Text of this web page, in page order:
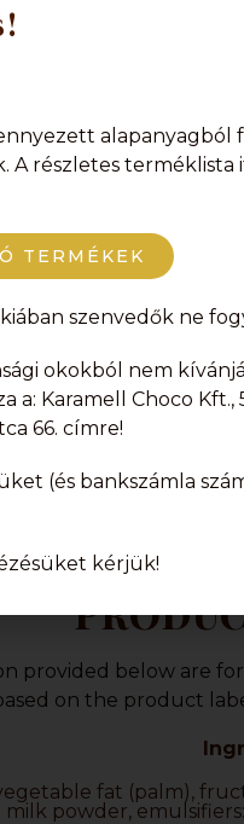
inform you that we
currently unable to
products or the order,
provided below are
on the product
fat (palm),
powder,
alapanyagból
A részletes
TERMÉKEK
szenvedők ne
okokból nem
a: Karamell Choco Kft.,
66. címre!
(és bankszámla
kérjük!